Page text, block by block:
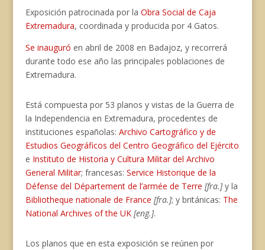
Exposición patrocinada por la Obra Social de Caja
Extremadura, coordinada y producida por 4 Gatos.
Se inauguró en abril de 2008 en Badajoz, y recorrerá
durante todo ese año las principales poblaciones de
Extremadura.
Está compuesta por 53 planos y vistas de la Guerra de
la Independencia en Extremadura, procedentes de
instituciones españolas: Archivo Cartográfico y de
Estudios Geográficos del Centro Geográfico del Ejército
e Instituto de Historia y Cultura Militar del Archivo
General Militar; francesas: Service Historique de la
Défense del Département de l’armée de Terre [fra.]y la
Bibliotheque nationale de France [fra.]; y británicas: The
National Archives of the UK [eng.].
Los planos que en esta exposición se reúnen por